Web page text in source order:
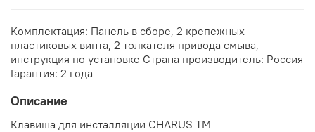
Комплектация: Панель в сборе, 2 крепежных
пластиковых винта, 2 толкателя привода смыва,
инструкция по установке Страна производитель: Россия
Гарантия: 2 года
Описание
Клавиша для инсталляции CHARUS TM